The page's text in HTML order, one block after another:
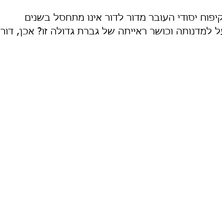
יסודי העובר מדור לדור אינו מתחסל בשנים
למדנותה וכושר ראייתה של גברת גדולה זו? אכן, דור